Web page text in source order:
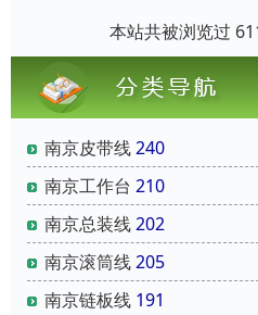
本站共被浏览过
南京皮带线240
南京工作台 210
南京总装线202
南京滚筒线205
南京链板线 191